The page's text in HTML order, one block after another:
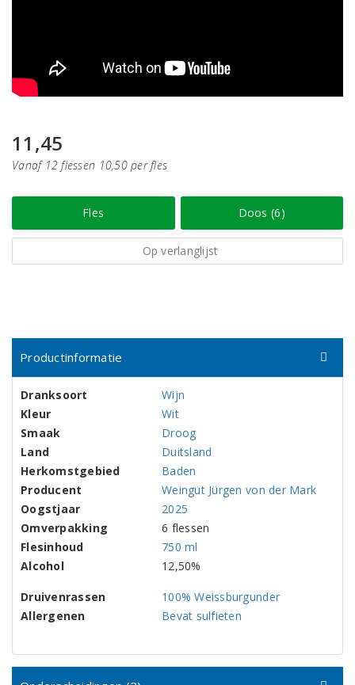
11,45
Vanaf 12 flessen 10,50 per fles
Fles Doos (6)
Op verlanglijst
Productinformatie
Dranksoort
Wijn
Kleur
Wit
Smaak
Droog
Land
Duitsland
Herkomstgebied
Baden
Producent
Weingut Jürgen von der Mark
Oogstjaar
2025
Omverpakking
6 flessen
Flesinhoud
750 ml
Alcohol
12,50%
Druivenrassen
100% Weissburgunder
Allergenen
Bevat sulfieten